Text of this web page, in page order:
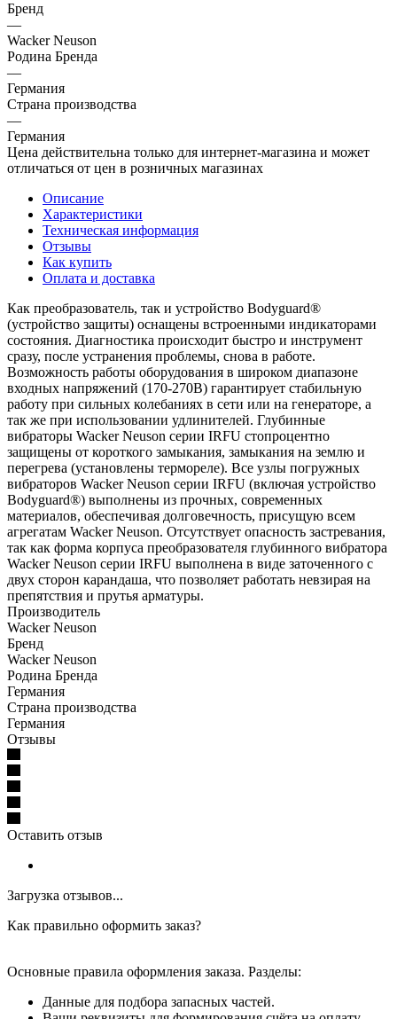
Бренд
—
Wacker Neuson
Родина Бренда
—
Германия
Страна производства
—
Германия
Цена действительна только для интернет-магазина и может
отличаться от цен в розничных магазинах
Описание
Характеристики
Техническая информация
Отзывы
Как купить
Оплата и доставка
Как преобразователь, так и устройство Bodyguard®
(устройство защиты) оснащены встроенными индикаторами
состояния. Диагностика происходит быстро и инструмент
сразу, после устранения проблемы, снова в работе.
Возможность работы оборудования в широком диапазоне
входных напряжений (170-270В) гарантирует стабильную
работу при сильных колебаниях в сети или на генераторе, а
так же при использовании удлинителей. Глубинные
вибраторы Wacker Neuson серии IRFU стопроцентно
защищены от короткого замыкания, замыкания на землю и
перегрева (установлены термореле). Все узлы погружных
вибраторов Wacker Neuson серии IRFU (включая устройство
Bodyguard®) выполнены из прочных, современных
материалов, обеспечивая долговечность, присущую всем
агрегатам Wacker Neuson. Отсутствует опасность застревания,
так как форма корпуса преобразователя глубинного вибратора
Wacker Neuson серии IRFU выполнена в виде заточенного с
двух сторон карандаша, что позволяет работать невзирая на
препятствия и прутья арматуры.
Производитель
Wacker Neuson
Бренд
Wacker Neuson
Родина Бренда
Германия
Страна производства
Германия
Отзывы
Оставить отзыв
Загрузка отзывов...
Как правильно оформить заказ?
Основные правила оформления заказа. Разделы:
Данные для подбора запасных частей.